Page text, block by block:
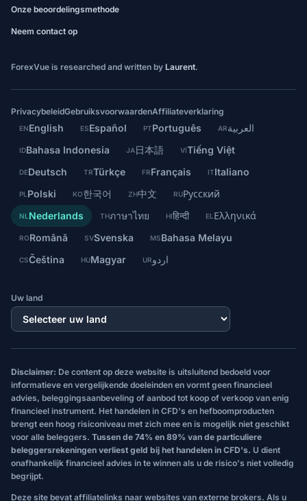
Onze beoordelingsmethode
Neem contact op
ForexVue is researched and written by Laurent.
PrivacybeleidGebruiksvoorwaardenAffiliateverklaring
ENEnglish ESEspañol PTPortuguês ARالعربية
IDBahasa Indonesia JA日本語 VITiếng Việt
DEDeutsch TRTürkçe FRFrançais ITItaliano
PL Polski KO한국어 ZH中文 RUРусский
NL Nederlands THภาษาไทย HIहिन्दी EL Ελληνικά
RORomână SVSvenska MSBahasa Melayu
CSČeština HUMagyar URاردو
Uw land
Disclaimer: De content op deze website is uitsluitend bedoeld voor
informatieve en vergelijkende doeleinden en vormt geen financieel
advies, beleggingsaanbeveling of aanbod tot koop of verkoop van enig
financieel instrument. Het handelen in CFD's en hefboomproducten
brengt een hoog risiconiveau met zich mee en is mogelijk niet geschikt
voor alle beleggers. Tussen de 74% en 89% van de particuliere
beleggersrekeningen verliest geld bij het handelen in CFD's. U dient
onafhankelijk financieel advies in te winnen als u de risico's niet volledig
begrijpt.
Deze site bevat affiliatelinks naar websites van externe brokers. Als u